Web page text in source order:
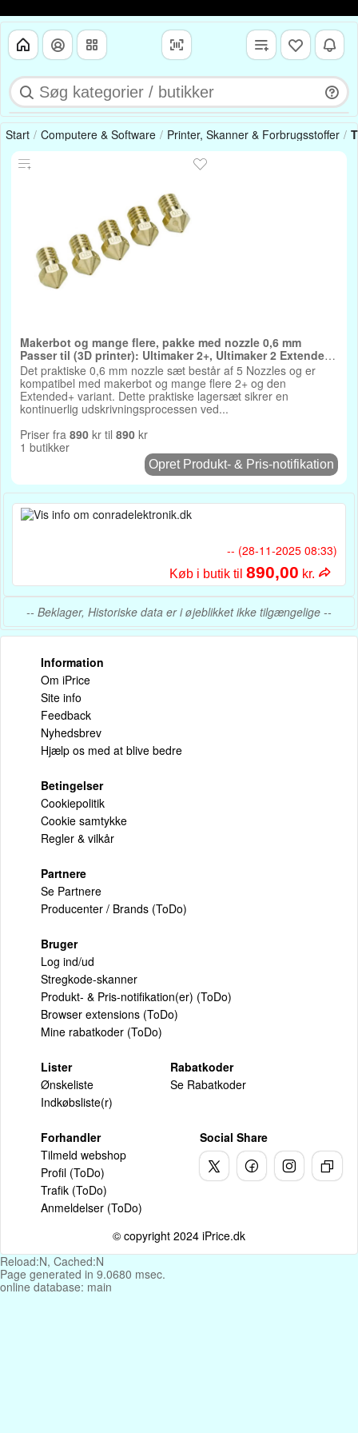
Start Computere & Software Printer, Skanner & Forbrugsstoffer
Makerbot og mange flere, pakke med nozzle 0,6 mm
Passer til (3D printer): Ultimaker 2+, Ultimaker 2 Extended+
9526
Det praktiske 0,6 mm nozzle sæt består af 5 Nozzles og er
kompatibel med makerbot og mange flere 2+ og den
Extended+ variant. Dette praktiske lagersæt sikrer en
kontinuerlig udskrivningsprocessen ved...
Priser fra 890 kr til 890 kr
1 butikker
Opret Produkt- & Pris-notifikation
-- (28-11-2025 08:33)
Køb i butik til 890,00 kr.
-- Beklager, Historiske data er i øjeblikket ikke tilgængelige --
Information
Om iPrice
Site info
Feedback
Nyhedsbrev
Hjælp os med at blive bedre
Betingelser
Cookiepolitik
Cookie samtykke
Regler & vilkår
Partnere
Se Partnere
Producenter / Brands (ToDo)
Bruger
Log ind/ud
Stregkode-skanner
Produkt- & Pris-notifikation(er) (ToDo)
Browser extensions (ToDo)
Mine rabatkoder (ToDo)
Lister
Ønskeliste
Indkøbsliste(r)
Rabatkoder
Se Rabatkoder
Forhandler
Tilmeld webshop
Profil (ToDo)
Trafik (ToDo)
Anmeldelser (ToDo)
Social Share
© copyright 2024 iPrice.dk
Reload:N, Cached:N
Page generated in 9.0680 msec.
online database: main